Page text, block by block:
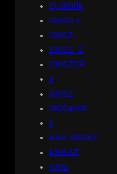
2) 3000k
2000A Z
2000Z
2000Z_2
2000ZDP
3
3000Z
3600anch
4
4000 ancorZ
4000AZ
400Z